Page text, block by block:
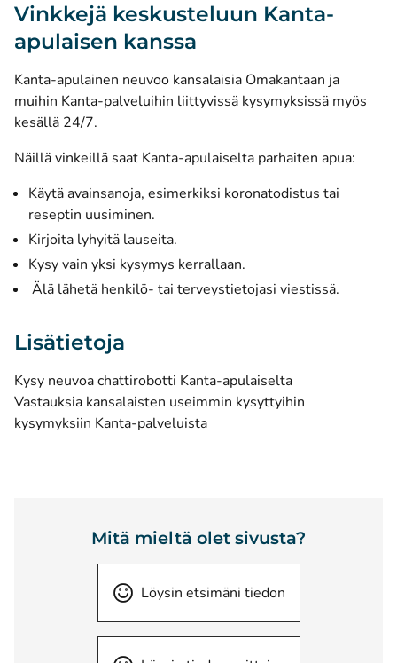
Vinkkejä keskusteluun Kanta-
apulaisen kanssa
Kanta-apulainen neuvoo kansalaisia Omakantaan ja
muihin Kanta-palveluihin liittyvissä kysymyksissä myös
kesällä 24/7.
Näillä vinkeillä saat Kanta-apulaiselta parhaiten apua:
Käytä avainsanoja, esimerkiksi koronatodistus tai
reseptin uusiminen.
Kirjoita lyhyitä lauseita.
Kysy vain yksi kysymys kerrallaan.
Älä lähetä henkilö- tai terveystietojasi viestissä.
Lisätietoja
Kysy neuvoa chattirobotti Kanta-apulaiselta
Vastauksia kansalaisten useimmin kysyttyihin
kysymyksiin Kanta-palveluista
Mitä mieltä olet sivusta?
Löysin etsimäni tiedon